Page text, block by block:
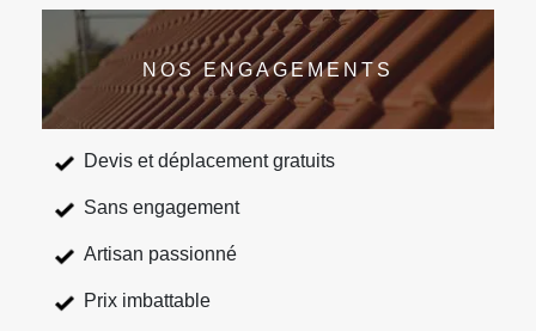
NOS ENGAGEMENTS
Devis et déplacement gratuits
Sans engagement
Artisan passionné
Prix imbattable